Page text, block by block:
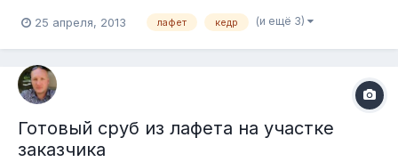
25 апреля, 2013 лафет кедр (и ещё 3)
Готовый сруб из лафета на участке
заказчика